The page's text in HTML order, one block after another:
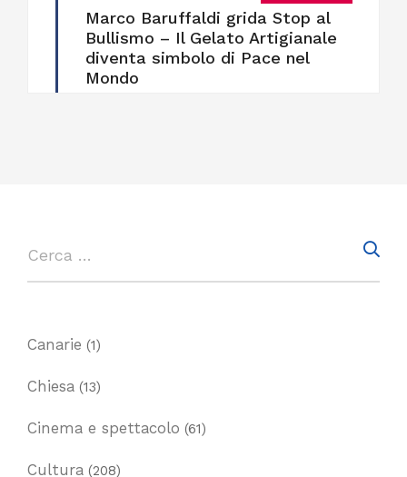
Marco Baruffaldi grida Stop al
Bullismo – Il Gelato Artigianale
diventa simbolo di Pace nel
Mondo
Canarie (1)
Chiesa (13)
Cinema e spettacolo (61)
Cultura (208)